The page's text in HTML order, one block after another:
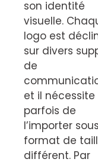
son identité
visuelle.
logo est
sur divers
de
et il nécessite
parfois de
l’importer
format de
différent. Par